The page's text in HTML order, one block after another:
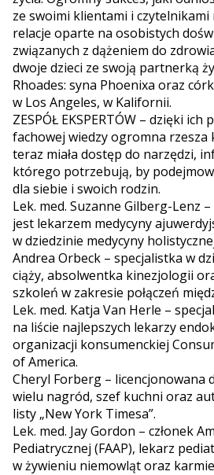
ze swoimi klientami i
relacje oparte na osobistych
związanych z dążeniem do
dwoje dzieci ze swoją partnerką
Rhoades: syna Phoenixa oraz
w Los Angeles, w Kalifornii.
ZESPÓŁ EKSPERTÓW – dzięki
fachowej wiedzy ogromna rzesza
teraz miała dostęp do narzędzi,
którego potrzebują, by
dla siebie i swoich rodzin.
Lek. med. Suzanne Gilberg-Lenz
jest lekarzem medycyny
w dziedzinie medycyny
Andrea Orbeck – specjalistka w
ciąży, absolwentka kinezjologii
szkoleń w zakresie połączeń
Lek. med. Katja Van Herle –
na liście najlepszych lekarzy
organizacji konsumenckiej
of America.
Cheryl Forberg – licencjonowana
wielu nagród, szef kuchni oraz
listy „New York Timesa”.
Lek. med. Jay Gordon – członek
Pediatrycznej (FAAP), lekarz
w żywieniu niemowląt oraz